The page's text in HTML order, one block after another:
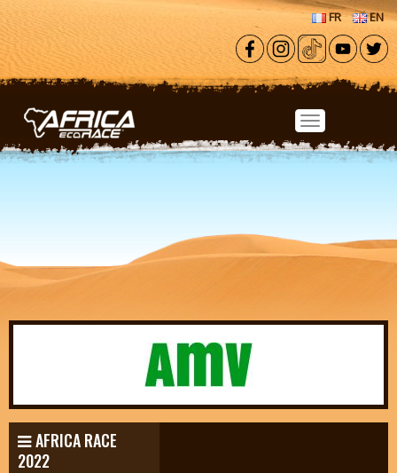
Aller au contenu principal
FR EN
AFRICA RACE
2022